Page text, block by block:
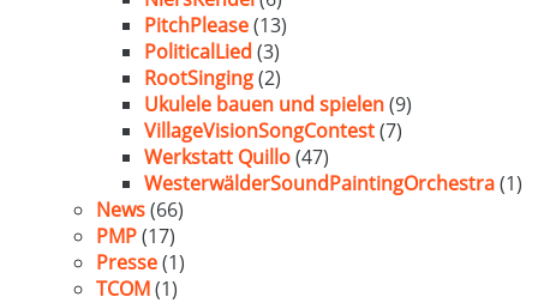
PitchPlease(13)
PoliticalLied (3)
RootSinging(2)
Ukulele bauen und spielen(9)
VillageVisionSongContest(7)
Werkstatt Quillo(47)
WesterwälderSoundPaintingOrchestra(1)
News(66)
PMP(17)
Presse(1)
TCOM(1)